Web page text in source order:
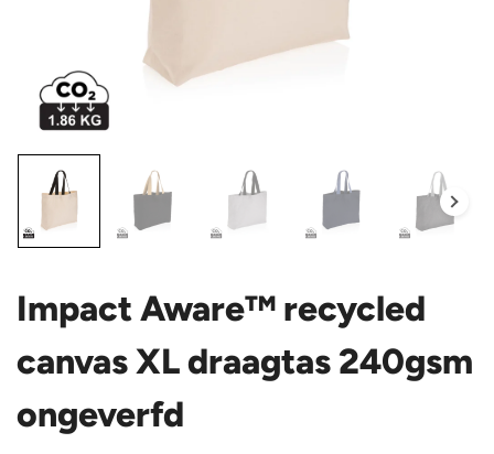
Impact Aware™ recycled
canvas XL draagtas 240gsm
ongeverfd